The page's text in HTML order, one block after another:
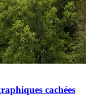
cachées